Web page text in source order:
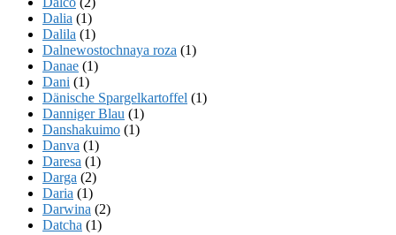
Dalia (1)
Dalila (1)
Dalnewostochnaya roza (1)
Danae (1)
Dani (1)
Dänische Spargelkartoffel (1)
Danniger Blau (1)
Danshakuimo (1)
Danva (1)
Daresa (1)
Darga (2)
Daria (1)
Darwina (2)
Datcha (1)